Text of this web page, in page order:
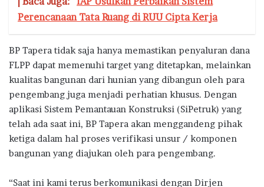
Perencanaan Tata Ruang di RUU Cipta Kerja
BP Tapera tidak saja hanya memastikan penyaluran dana
FLPP dapat memenuhi target yang ditetapkan, melainkan
kualitas bangunan dari hunian yang dibangun oleh para
pengembang juga menjadi perhatian khusus. Dengan
aplikasi Sistem Pemantauan Konstruksi (SiPetruk) yang
telah ada saat ini, BP Tapera akan menggandeng pihak
ketiga dalam hal proses verifikasi unsur / komponen
bangunan yang diajukan oleh para pengembang.
“Saat ini kami terus berkomunikasi dengan Dirjen